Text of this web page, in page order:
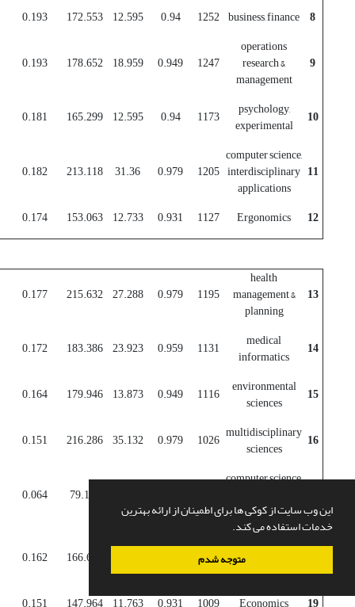
این وب سایت از کوکی ها برای اطمینان از ارائه بهترین
خدمات استفاده می کند.
متوجه شدم
8
business, finance
1252
0.94
12.595
172.553
0.193
9
operations
research &
management
1247
0.949
18.959
178.652
0.193
10
psychology,
experimental
1173
0.94
12.595
165.299
0.181
11
computer science,
interdisciplinary
applications
1205
0.979
31.36
213.118
0.182
12
Ergonomics
1127
0.931
12.733
153.063
0.174
13
health
management &
planning
1195
0.979
27.288
215.632
0.177
14
medical
informatics
1131
0.959
23.923
183.386
0.172
15
environmental
sciences
1116
0.949
13.873
179.946
0.164
16
multidisciplinary
sciences
1026
0.979
35.132
216.286
0.151
computer science,
architecture
79.102
0.064
computer science,
software
engineering
1082
166.689
0.162